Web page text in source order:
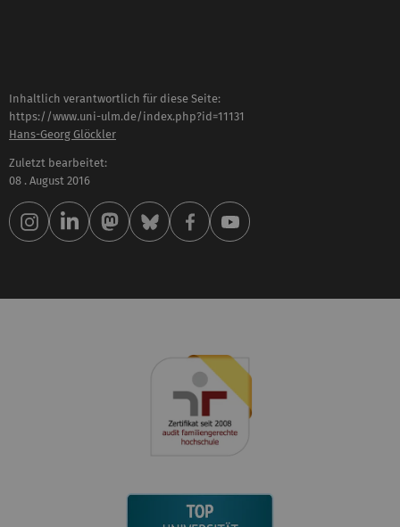
Inhaltlich verantwortlich für diese Seite:
https://www.uni-ulm.de/index.php?id=11131
Hans-Georg Glöckler
Zuletzt bearbeitet:
08 . August 2016